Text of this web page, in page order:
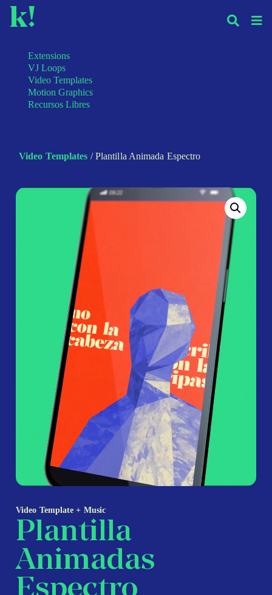
k!
Extensions
VJ Loops
Video Templates
Motion Graphics
Recursos Libres
Video Templates / Plantilla Animada Espectro
Video Template + Music
Plantilla
Animadas